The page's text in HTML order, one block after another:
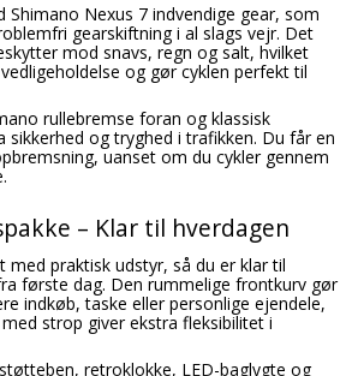
Shimano Nexus 7 indvendige gear, som
gearskiftning i al slags vejr. Det
mod snavs, regn og salt, hvilket
og gør cyklen perfekt til
rullebremse foran og klassisk
sikkerhed og tryghed i trafikken. Du får en
uanset om du cykler gennem
– Klar til hverdagen
med praktisk udstyr, så du er klar til
første dag. Den rummelige frontkurv gør
indkøb, taske eller personlige ejendele,
strop giver ekstra fleksibilitet i
retroklokke, LED-baglygte og